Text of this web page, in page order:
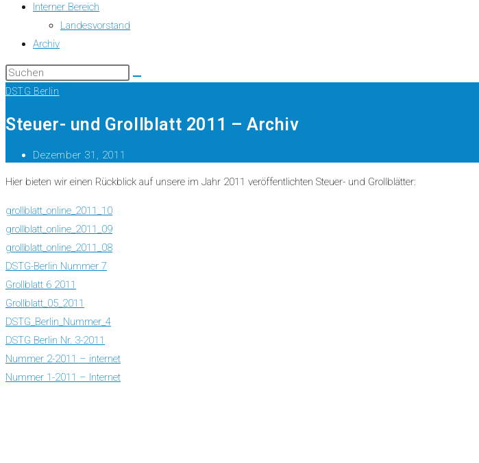
Interner Bereich
Landesvorstand
Archiv
DSTG Berlin
Steuer- und Grollblatt 2011 – Archiv
Dezember 31, 2011
Hier bieten wir einen Rückblick auf unsere im Jahr 2011 veröffentlichten Steuer- und Grollblätter:
grollblatt_online_2011_10
grollblatt_online_2011_09
grollblatt_online_2011_08
DSTG-Berlin Nummer 7
Grollblatt 6 2011
Grollblatt_05_2011
DSTG_Berlin_Nummer_4
DSTG Berlin Nr. 3-2011
Nummer 2-2011 – internet
Nummer 1-2011 – Internet